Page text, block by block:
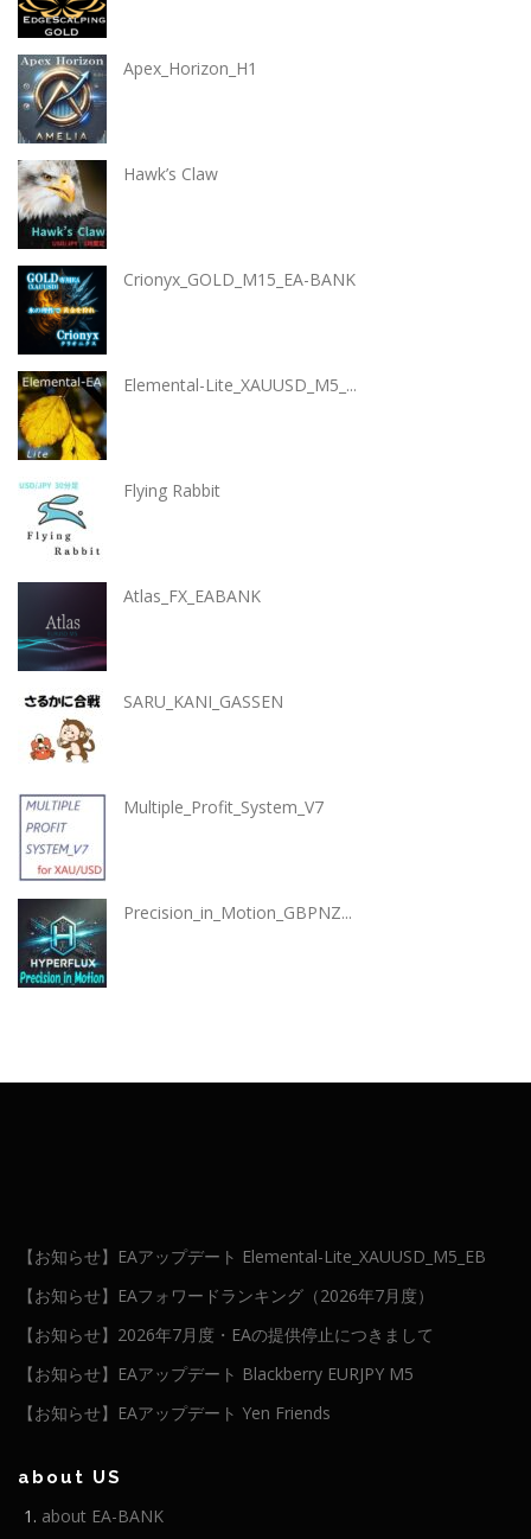
Apex_Horizon_H1
Hawk’s Claw
Crionyx_GOLD_M15_EA-BANK
Elemental-Lite_XAUUSD_M5_...
Flying Rabbit
Atlas_FX_EABANK
SARU_KANI_GASSEN
Multiple_Profit_System_V7
Precision_in_Motion_GBPNZ...
【お知らせ】EAアップデート Elemental-Lite_XAUUSD_M5_EB
【お知らせ】EAフォワードランキング（2026年7月度）
【お知らせ】2026年7月度・EAの提供停止につきまして
【お知らせ】EAアップデート Blackberry EURJPY M5
【お知らせ】EAアップデート Yen Friends
about US
about EA-BANK